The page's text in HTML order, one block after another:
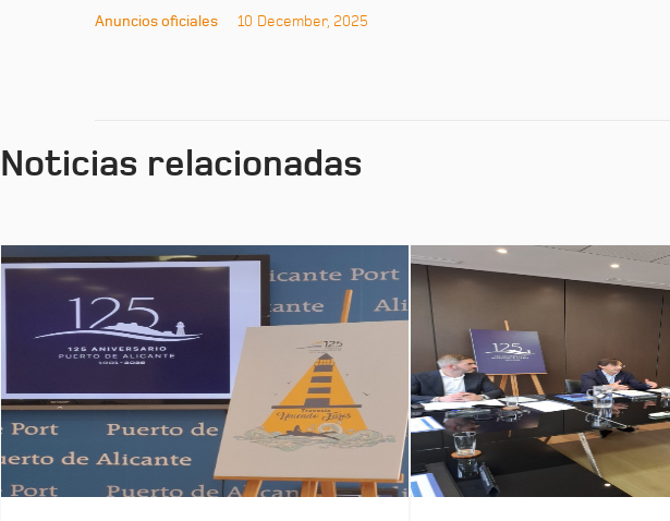
Anuncios oficiales 10 December, 2025
Noticias relacionadas